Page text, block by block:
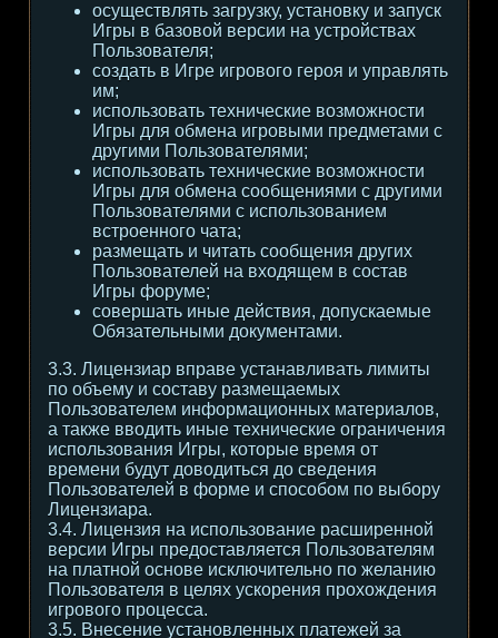
осуществлять загрузку, установку и запуск
Игры в базовой версии на устройствах
Пользователя;
создать в Игре игрового героя и управлять
им;
использовать технические возможности
Игры для обмена игровыми предметами с
другими Пользователями;
использовать технические возможности
Игры для обмена сообщениями с другими
Пользователями с использованием
встроенного чата;
размещать и читать сообщения других
Пользователей на входящем в состав
Игры форуме;
совершать иные действия, допускаемые
Обязательными документами.
3.3. Лицензиар вправе устанавливать лимиты
по объему и составу размещаемых
Пользователем информационных материалов,
а также вводить иные технические ограничения
использования Игры, которые время от
времени будут доводиться до сведения
Пользователей в форме и способом по выбору
Лицензиара.
3.4. Лицензия на использование расширенной
версии Игры предоставляется Пользователям
на платной основе исключительно по желанию
Пользователя в целях ускорения прохождения
игрового процесса.
3.5. Внесение установленных платежей за